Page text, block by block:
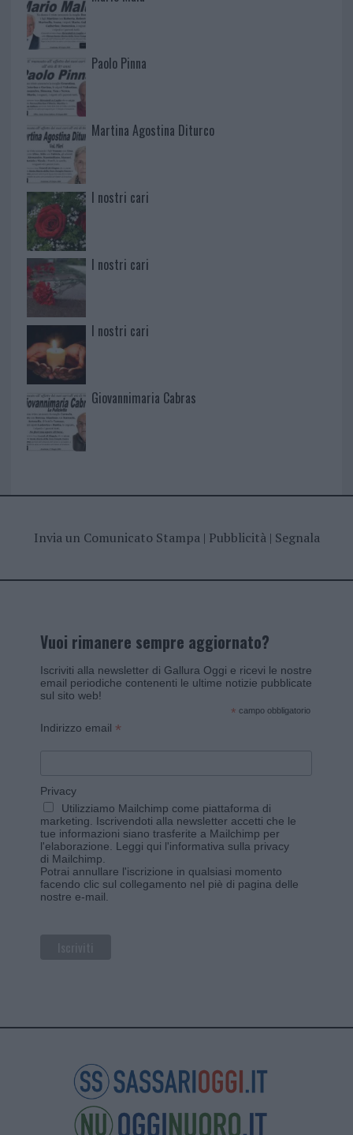
Paolo Pinna
Martina Agostina Diturco
I nostri cari
I nostri cari
I nostri cari
Giovannimaria Cabras
Invia un Comunicato Stampa| Pubblicità| Segnala
Vuoi rimanere sempre aggiornato?
Iscriviti alla newsletter di Gallura Oggi e ricevi le nostre
email periodiche contenenti le ultime notizie pubblicate
sul sito web!
* campo obbligatorio
Indirizzo email *
Privacy
Utilizziamo Mailchimp come piattaforma di
marketing. Iscrivendoti alla newsletter accetti che le
tue informazioni siano trasferite a Mailchimp per
l'elaborazione. Leggi qui l'informativa sulla privacy
di Mailchimp
Potrai annullare l'iscrizione in qualsiasi momento
facendo clic sul collegamento nel piè di pagina delle
nostre e-mail.